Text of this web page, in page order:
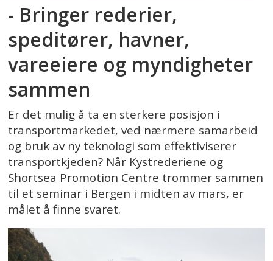
- Bringer rederier,
speditører, havner,
vareeiere og myndigheter
sammen
Er det mulig å ta en sterkere posisjon i
transportmarkedet, ved nærmere samarbeid
og bruk av ny teknologi som effektiviserer
transportkjeden? Når Kystrederiene og
Shortsea Promotion Centre trommer sammen
til et seminar i Bergen i midten av mars, er
målet å finne svaret.